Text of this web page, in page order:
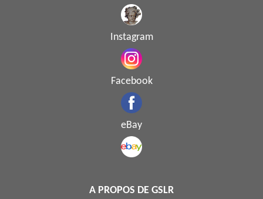
Instagram
Facebook
eBay
A PROPOS DE GSLR